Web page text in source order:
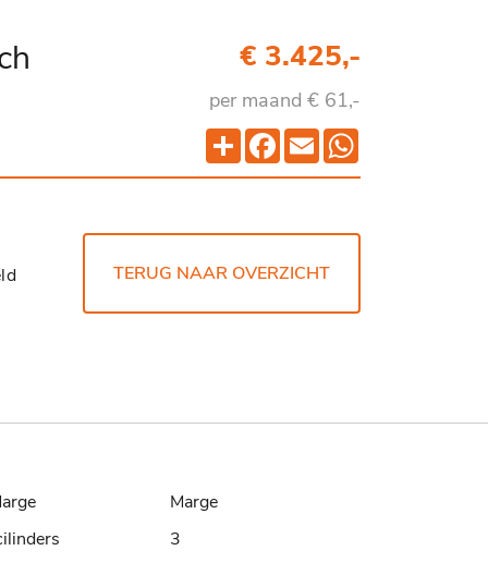
€ 3.425,-
per maand € 61,-
Deel Facebook
Email
TERUG NAAR OVERZICHT
Marge
3